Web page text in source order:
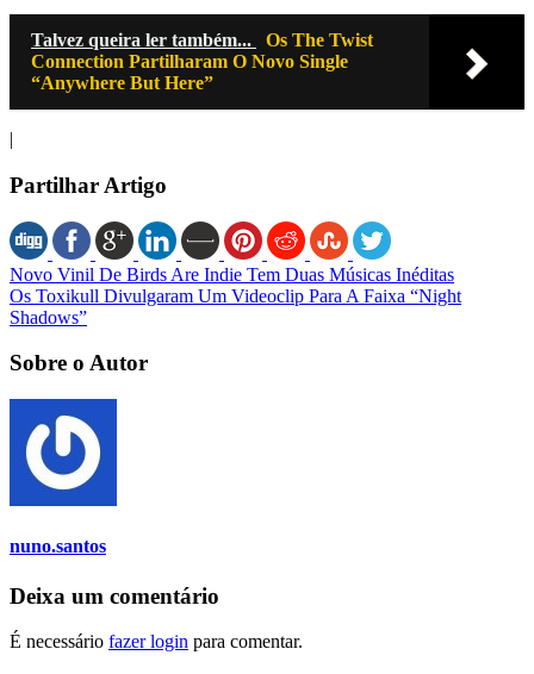
Talvez queira ler também...
Os The Twist
Connection Partilharam O Novo Single
“Anywhere But Here”
|
Partilhar Artigo
Novo Vinil De Birds Are Indie Tem Duas Músicas Inéditas
Os Toxikull Divulgaram Um Videoclip Para A Faixa “Night
Shadows”
Sobre o Autor
nuno.santos
Deixa um comentário
É necessário fazer login para comentar.